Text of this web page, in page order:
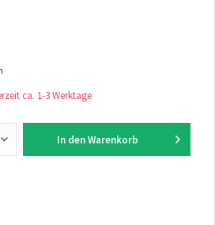
ca. 1-3 Werktage
In den Warenkorb